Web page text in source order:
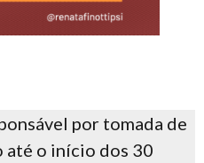
por tomada de
até o início dos 30